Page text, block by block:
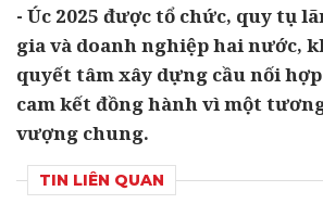
- Úc 2025 được tổ chức, quy tụ
gia và doanh nghiệp hai nước,
quyết tâm xây dựng cầu nối
cam kết đồng hành vì một
vượng chung.
TIN LIÊN QUAN